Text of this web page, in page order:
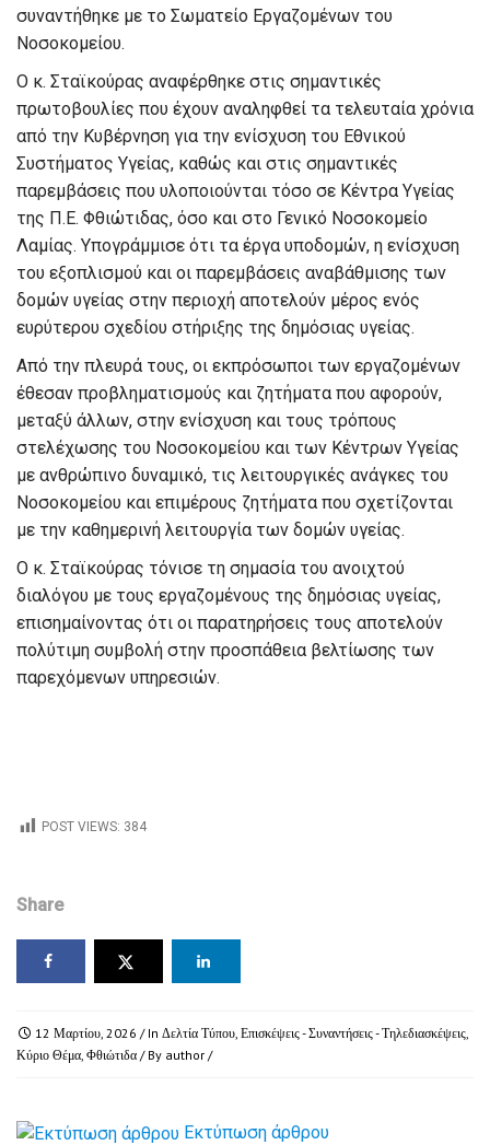
συναντήθηκε με το Σωματείο Εργαζομένων του
Νοσοκομείου.
Ο κ. Σταϊκούρας αναφέρθηκε στις σημαντικές
πρωτοβουλίες που έχουν αναληφθεί τα τελευταία χρόνια
από την Κυβέρνηση για την ενίσχυση του Εθνικού
Συστήματος Υγείας, καθώς και στις σημαντικές
παρεμβάσεις που υλοποιούνται τόσο σε Κέντρα Υγείας
της Π.Ε. Φθιώτιδας, όσο και στο Γενικό Νοσοκομείο
Λαμίας. Υπογράμμισε ότι τα έργα υποδομών, η ενίσχυση
του εξοπλισμού και οι παρεμβάσεις αναβάθμισης των
δομών υγείας στην περιοχή αποτελούν μέρος ενός
ευρύτερου σχεδίου στήριξης της δημόσιας υγείας.
Από την πλευρά τους, οι εκπρόσωποι των εργαζομένων
έθεσαν προβληματισμούς και ζητήματα που αφορούν,
μεταξύ άλλων, στην ενίσχυση και τους τρόπους
στελέχωσης του Νοσοκομείου και των Κέντρων Υγείας
με ανθρώπινο δυναμικό, τις λειτουργικές ανάγκες του
Νοσοκομείου και επιμέρους ζητήματα που σχετίζονται
με την καθημερινή λειτουργία των δομών υγείας.
Ο κ. Σταϊκούρας τόνισε τη σημασία του ανοιχτού
διαλόγου με τους εργαζομένους της δημόσιας υγείας,
επισημαίνοντας ότι οι παρατηρήσεις τους αποτελούν
πολύτιμη συμβολή στην προσπάθεια βελτίωσης των
παρεχόμενων υπηρεσιών.
POST VIEWS: 384
Share
12 Μαρτίου, 2026 / In Δελτία Τύπου, Επισκέψεις - Συναντήσεις - Τηλεδιασκέψεις,
Κύριο Θέμα, Φθιώτιδα / By author /
Εκτύπωση άρθρου